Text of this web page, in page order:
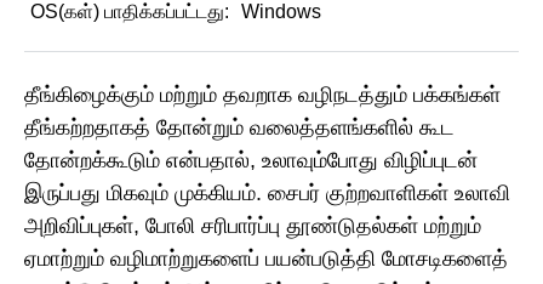
OS(கள்) பாதிக்கப்பட்டது:
Windows
தீங்கிழைக்கும் மற்றும் தவறாக வழிநடத்தும் பக்கங்கள்
தீங்கற்றதாகத் தோன்றும் வலைத்தளங்களில் கூட
தோன்றக்கூடும் என்பதால், உலாவும்போது விழிப்புடன்
இருப்பது மிகவும் முக்கியம். சைபர் குற்றவாளிகள் உலாவி
அறிவிப்புகள், போலி சரிபார்ப்பு தூண்டுதல்கள் மற்றும்
ஏமாற்றும் வழிமாற்றுகளைப் பயன்படுத்தி மோசடிகளைத்